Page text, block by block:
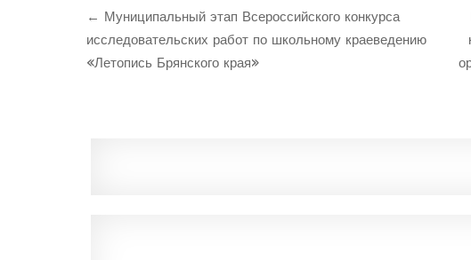
Навигация
по
записям
← Муниципальный этап Всероссийского конкурса
исследовательских работ по школьному краеведению
«Летопись Брянского края»